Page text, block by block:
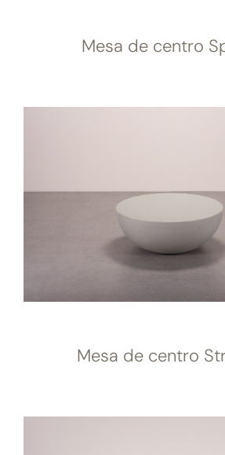
Mesa de centro
Mesa de centro